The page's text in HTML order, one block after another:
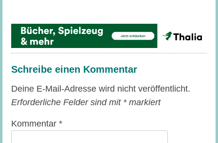
Schreibe einen Kommentar
Deine E-Mail-Adresse wird nicht veröffentlicht.
Erforderliche Felder sind mit *markiert
Kommentar *